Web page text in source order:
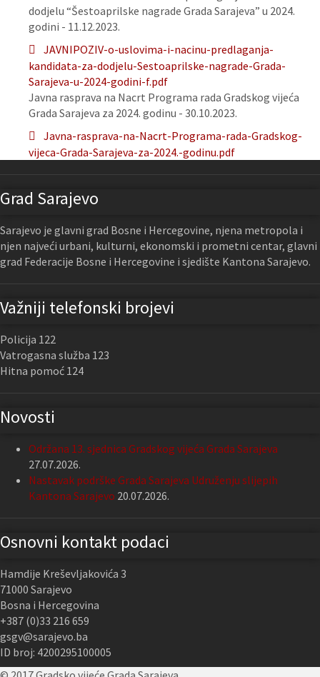
dodjelu “Šestoaprilske nagrade Grada Sarajeva” u 2024.
godini - 11.12.2023.
JAVNIPOZIV-o-uslovima-i-nacinu-predlaganja-
kandidata-za-dodjelu-Sestoaprilske-nagrade-Grada-
Sarajeva-u-2024-godini-f.pdf
Javna rasprava na Nacrt Programa rada Gradskog vijeća
Grada Sarajeva za 2024. godinu - 30.10.2023.
Javna-rasprava-na-Nacrt-Programa-rada-Gradskog-
vijeca-Grada-Sarajeva-za-2024.-godinu.pdf
Grad Sarajevo
Sarajevo je glavni grad Bosne i Hercegovine, njena metropola i
njen najveći urbani, kulturni, ekonomski i prometni centar, glavni
grad Federacije Bosne i Hercegovine i sjedište Kantona Sarajevo.
Važniji telefonski brojevi
Policija 122
Vatrogasna služba 123
Hitna pomoć 124
Novosti
Održana 13. sjednica Gradskog vijeća Grada Sarajeva
27.07.2026.
Nastavak podrške Grada Sarajeva Udruženju slijepih
Kantona Sarajevo 20.07.2026.
Osnovni kontakt podaci
Hamdije Kreševljakovića 3
71000 Sarajevo
Bosna i Hercegovina
+387 (0)33 216 659
gsgv@sarajevo.ba
ID broj: 4200295100005